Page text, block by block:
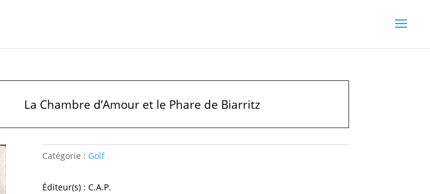
La Chambre d’Amour et le Phare de Biarritz
Catégorie : Golf
Éditeur(s) : C.A.P.